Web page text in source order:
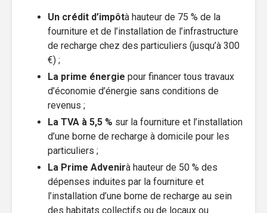
Un crédit d’impôtà hauteur de 75 % de la
fourniture et de l’installation de l’infrastructure
de recharge chez des particuliers (jusqu’à 300
€) ;
La prime énergie pour financer tous travaux
d’économie d’énergie sans conditions de
revenus ;
La TVA à 5,5 % sur la fourniture et l’installation
d’une borne de recharge à domicile pour les
particuliers ;
La Prime Advenirà hauteur de 50 % des
dépenses induites par la fourniture et
l’installation d’une borne de recharge au sein
des habitats collectifs ou de locaux ou